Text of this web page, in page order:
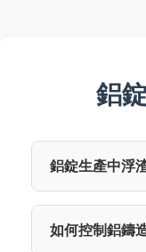
鋁
鋁錠生產中浮
如何控制鋁鑄